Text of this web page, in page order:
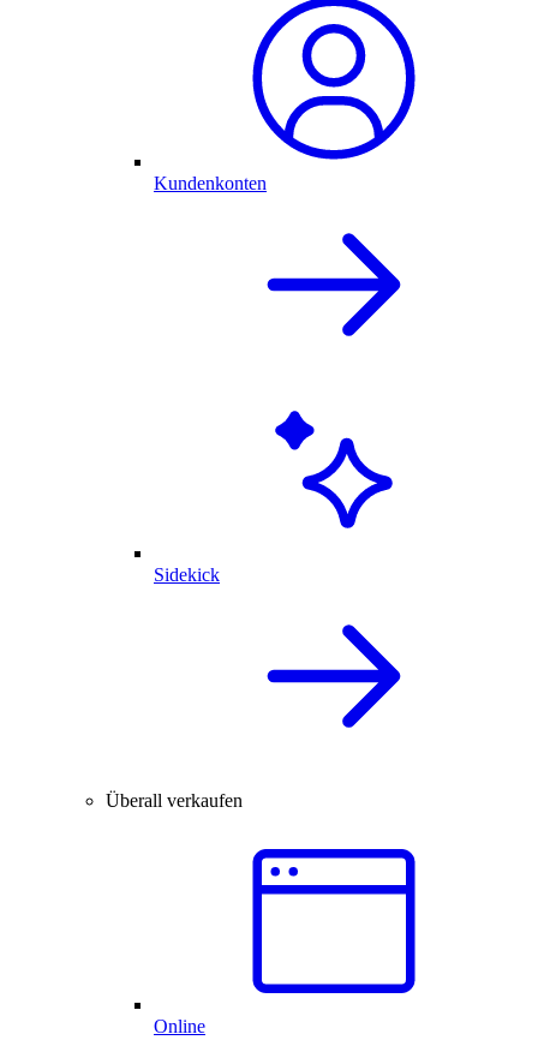
Kundenkonten
Sidekick
Überall verkaufen
Online